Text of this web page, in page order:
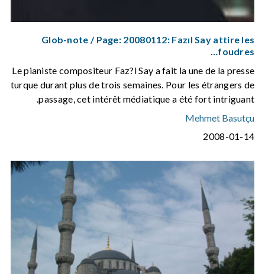
Glob-note / Page: 20080112: Fazıl Say attire les
foudres…
Le pianiste compositeur Faz?l Say a fait la une de la presse
turque durant plus de trois semaines. Pour les étrangers de
passage, cet intérêt médiatique a été fort intriguant.
Mehmet Basutçu
2008-01-14